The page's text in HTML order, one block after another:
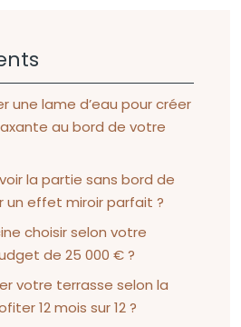
une lame d’eau pour créer
au bord de votre
la partie sans bord de
un effet miroir parfait ?
choisir selon votre
de 25 000 € ?
votre terrasse selon la
12 mois sur 12 ?